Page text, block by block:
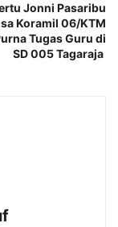
Jonni Pasaribu
Koramil 06/KTM
Tugas Guru di
SD 005 Tagaraja